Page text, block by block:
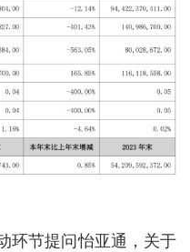
环节提问怡亚通，关于